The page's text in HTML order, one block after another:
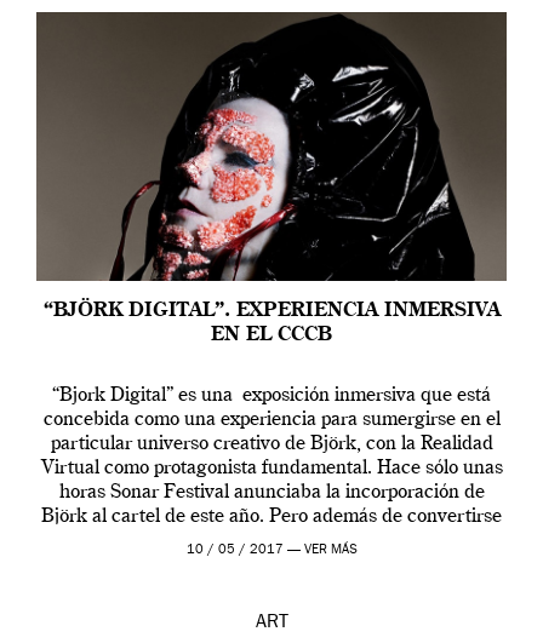
“BJÖRK DIGITAL”. EXPERIENCIA INMERSIVA
EN EL CCCB
“Bjork Digital” es una exposición inmersiva que está
concebida como una experiencia para sumergirse en el
particular universo creativo de Björk, con la Realidad
Virtual como protagonista fundamental. Hace sólo unas
horas Sonar Festival anunciaba la incorporación de
Björk al cartel de este año. Pero además de convertirse
en una de las actuaciones más relevantes […]
10 / 05 / 2017 — VER MÁS
ART